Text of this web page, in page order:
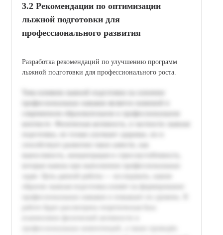
3.2 Рекомендации по оптимизации
лыжной подготовки для
профессионального развития
Разработка рекомендаций по улучшению программ
лыжной подготовки для профессионального роста.